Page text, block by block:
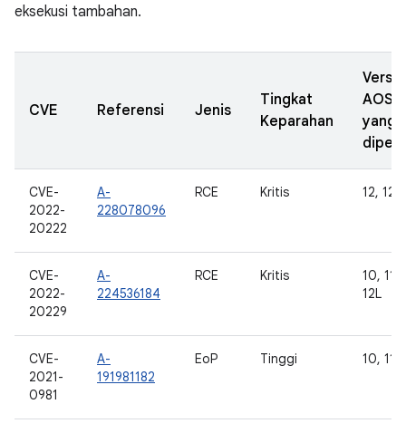
eksekusi tambahan.
CVE Referensi Jenis
Tingkat
Keparahan
Versi
AOSP
yang
CVE-
2022-
20222
A-
228078096
RCE Kritis 12, 12L
CVE-
2022-
20229
A-
224536184
RCE Kritis
10, 11,
12L
CVE-
2021-
0981
A-
191981182
EoP Tinggi 10, 11